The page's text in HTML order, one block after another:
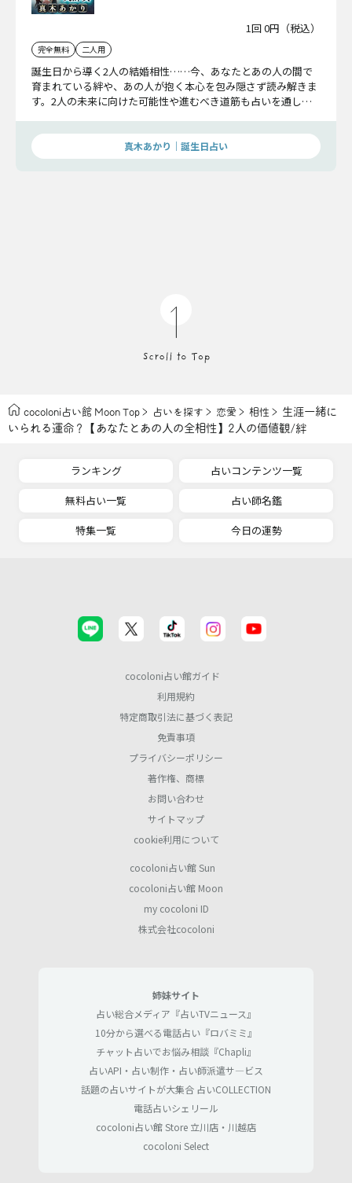
1回 0円（税込）
完全無料 二人用
誕生日から導く2人の結婚相性……今、あなたとあの人の間で
育まれている絆や、あの人が抱く本心を包み隠さず読み解きま
す。2人の未来に向けた可能性や進むべき道筋も占いを通して
真木あかり｜誕生日占い
cocoloni占い館 Moon Top 占いを探す 恋愛 相性
生涯一緒に
いられる運命？【あなたとあの人の全相性】2人の価値観/絆
ランキング
占いコンテンツ一覧
無料占い一覧
占い師名鑑
特集一覧
今日の運勢
cocoloni占い館ガイド
利用規約
特定商取引法に基づく表記
免責事項
プライバシーポリシー
著作権、商標
お問い合わせ
サイトマップ
cookie利用について
cocoloni占い館 Sun
cocoloni占い館 Moon
my cocoloni ID
株式会社cocoloni
姉妹サイト
占い総合メディア『占いTVニュース』
10分から選べる電話占い『ロバミミ』
チャット占いでお悩み相談『Chapli』
占いAPI・占い制作・占い師派遣サ―ビス
話題の占いサイトが大集合 占いCOLLECTION
電話占いシェリール
cocoloni占い館 Store 立川店・川越店
cocoloni Select